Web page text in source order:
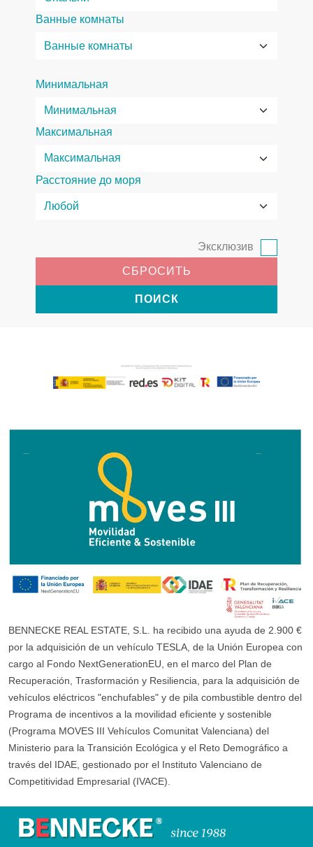
Ванные комнаты
Минимальная
Максимальная
Расстояние до моря
Эксклюзив
СБРОСИТЬ
ПОИСК
BENNECKE REAL ESTATE, S.L. ha recibido una ayuda de 2.900 €
por la adquisición de un vehículo TESLA, de la Unión Europea con
cargo al Fondo NextGenerationEU, en el marco del Plan de
Recuperación, Trasformación y Resiliencia, para la adquisición de
vehículos eléctricos "enchufables" y de pila combustible dentro del
Programa de incentivos a la movilidad eficiente y sostenible
(Programa MOVES III Vehículos Comunitat Valenciana) del
Ministerio para la Transición Ecológica y el Reto Demográfico a
través del IDAE, gestionado por el Instituto Valenciano de
Competitividad Empresarial (IVACE).